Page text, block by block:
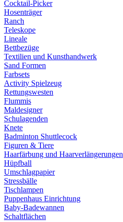
Cocktail-Picker
Hosenträger
Ranch
Teleskope
Lineale
Bettbezüge
Textilien und Kunsthandwerk
Sand Formen
Farbsets
Activity Spielzeug
Rettungswesten
Flummis
Maldesigner
Schulagenden
Knete
Badminton Shuttlecock
Figuren & Tiere
Haarfärbung und Haarverlängerungen
Hüpfball
Umschlagpapier
Stressbälle
Tischlampen
Puppenhaus Einrichtung
Baby-Badewannen
Schaltflächen